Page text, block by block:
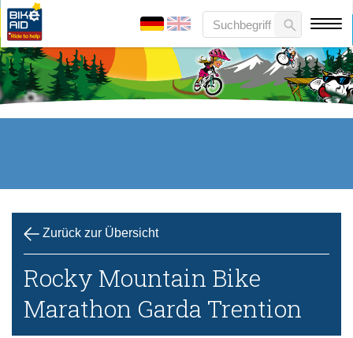
Zurück zur Übersicht
Rocky Mountain Bike
Marathon Garda Trention